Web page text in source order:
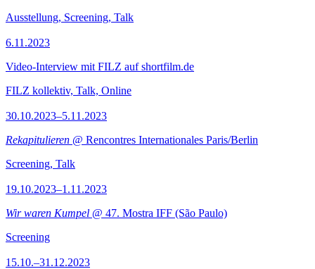
Ausstellung, Screening, Talk
6.11.2023
Video-Interview mit FILZ auf shortfilm.de
FILZ kollektiv, Talk, Online
30.10.2023–5.11.2023
Rekapitulieren @ Rencontres Internationales Paris/Berlin
Screening, Talk
19.10.2023–1.11.2023
Wir waren Kumpel @ 47. Mostra IFF (São Paulo)
Screening
15.10.–31.12.2023